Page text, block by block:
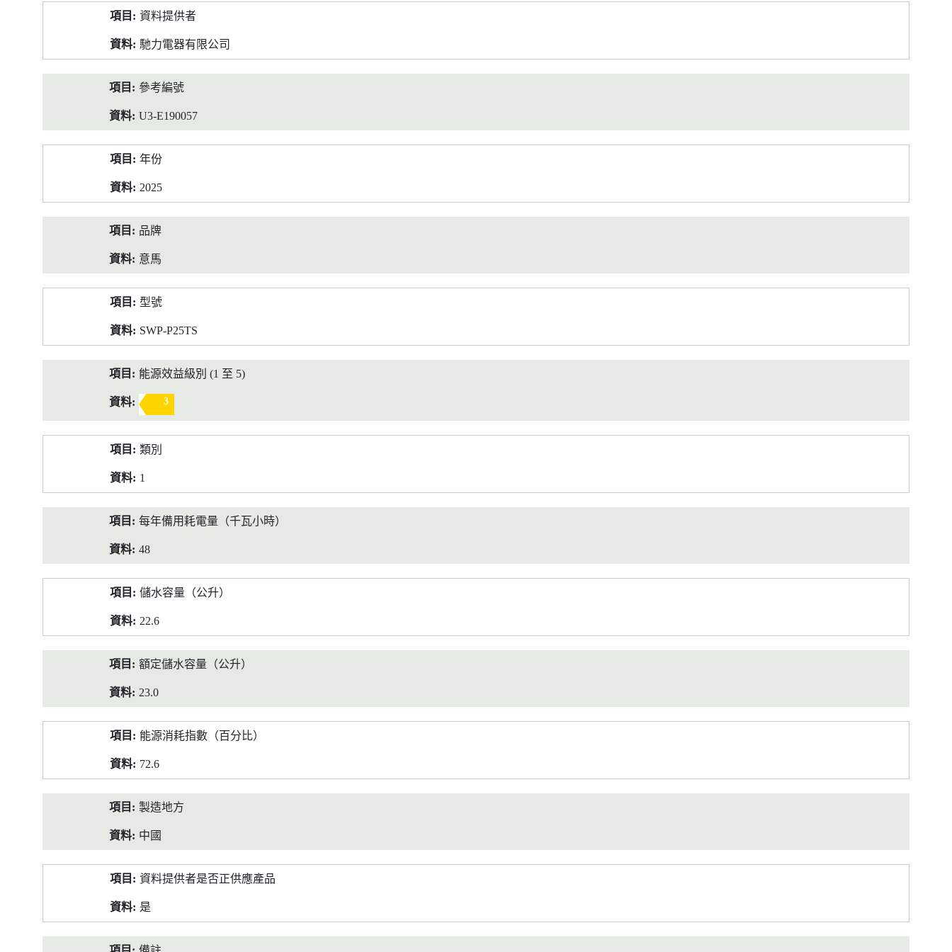
料
資料提供者
馳力電器有限公司
參考編號
U3-E190057
年份
2025
品牌
意馬
型號
SWP-P25TS
能源效益級別 (1 至 5)
3
類別
1
每年備用耗電量（千瓦小時）
48
儲水容量（公升）
22.6
額定儲水容量（公升）
23.0
能源消耗指數（百分比）
72.6
製造地方
中國
資料提供者是否正供應產品
是